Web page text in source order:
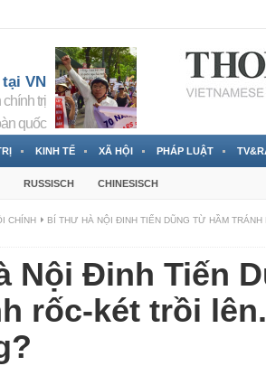
VN
trị
quốc
KINH TẾ XÃ HỘI PHÁP LUẬT
RUSSISCH CHINESISCH
CHÍNH
BÍ THƯ HÀ NỘI ĐINH TIẾN DŨNG TỪ HẦM TRÁNH
Nội Đinh Tiến
rốc-két trồi